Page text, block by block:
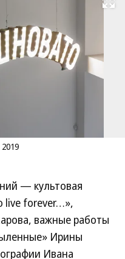
Развернуть
— культовая
live forever…»,
важные работы
Ирины
Ивана